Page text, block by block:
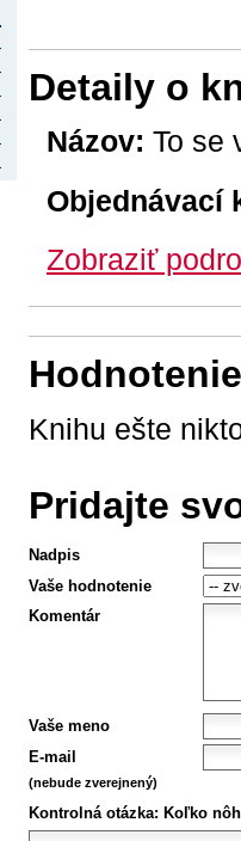
Detaily o
Názov: To se
Objednávací
Zobraziť
Knihu ešte
Pridajte
Nadpis
Vaše hodnotenie
Komentár
Vaše meno
E-mail
(nebude zverejnený)
Kontrolná otázka: Koľko